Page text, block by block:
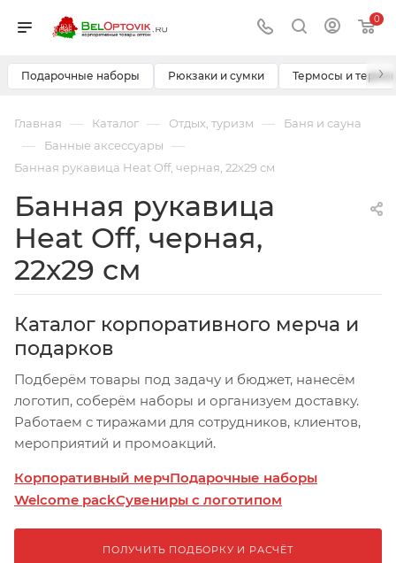
0
Подарочные наборы Рюкзаки и сумки Термосы и ›
Главная — Каталог — Отдых, туризм — Баня и сауна
— Банные аксессуары —
Банная рукавица Heat Off, черная, 22х29 см
Банная рукавица
Heat Off, черная,
22х29 см
Каталог корпоративного мерча и
подарков
Подберём товары под задачу и бюджет, нанесём
логотип, соберём наборы и организуем доставку.
Работаем с тиражами для сотрудников, клиентов,
мероприятий и промоакций.
Корпоративный мерчПодарочные наборы
Welcome packСувениры с логотипом
ПОЛУЧИТЬ ПОДБОРКУ И РАСЧЁТ